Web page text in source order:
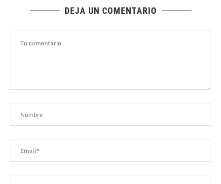
DEJA UN COMENTARIO